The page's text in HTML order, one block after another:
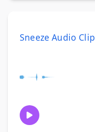
Sneeze Audio Clip